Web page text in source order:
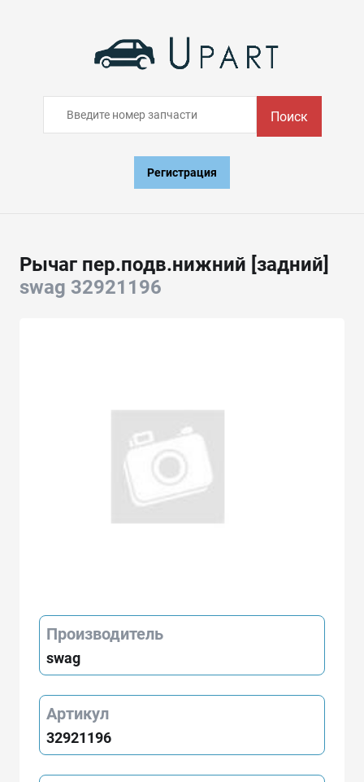
Поиск
Регистрация
Рычаг пер.подв.нижний [задний]
swag 32921196
Производитель
swag
Артикул
32921196